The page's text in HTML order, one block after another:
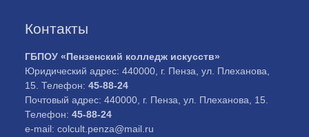
Контакты
ГБПОУ «Пензенский колледж искусств»
Юридический адрес: 440000, г. Пенза, ул. Плеханова,
15. Телефон:45-88-24
Почтовый адрес: 440000, г. Пенза, ул. Плеханова, 15.
Телефон:45-88-24
e-mail: colcult.penza@mail.ru